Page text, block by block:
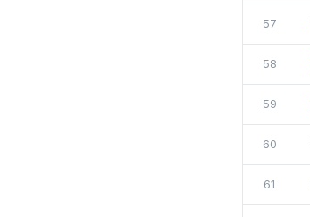
57
58
59
60
61